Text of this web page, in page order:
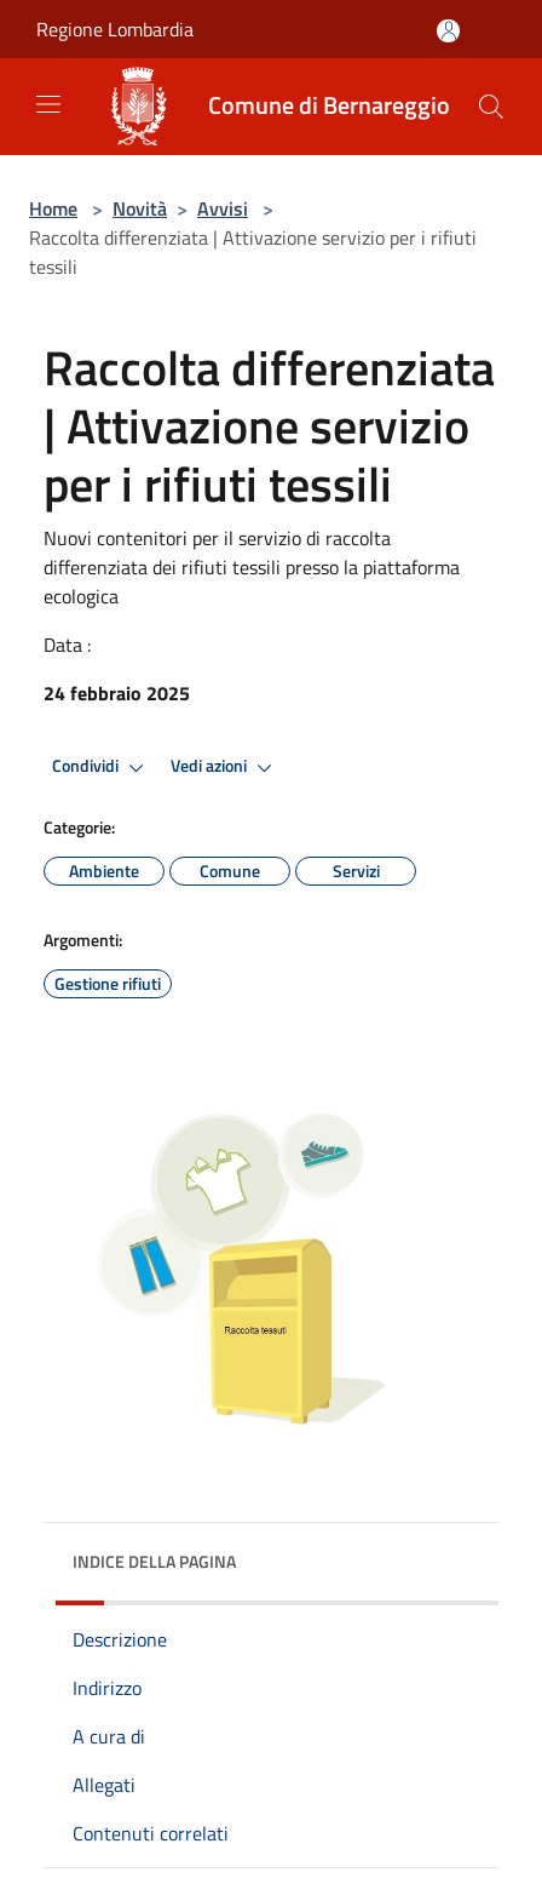
Regione Lombardia
Comune di Bernareggio
Home > Novità > Avvisi >
Raccolta differenziata | Attivazione servizio per i rifiuti
tessili
Raccolta differenziata
| Attivazione servizio
per i rifiuti tessili
Nuovi contenitori per il servizio di raccolta
differenziata dei rifiuti tessili presso la piattaforma
ecologica
Data :
24 febbraio 2025
Condividi Vedi azioni
Categorie:
Ambiente
Comune Servizi
Argomenti:
Gestione rifiuti
INDICE DELLA PAGINA
Descrizione
Indirizzo
A cura di
Allegati
Contenuti correlati